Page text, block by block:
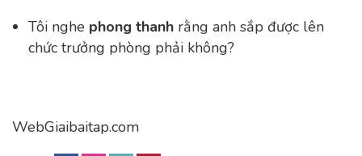
Tôi nghe phong thanh rằng anh sắp được lên
chức trưởng phòng phải không?
WebGiaibaitap.com